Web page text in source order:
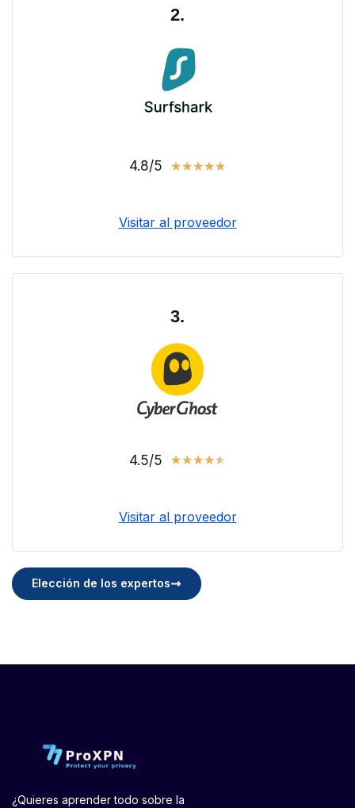
2.
4.8/5 ★★★★★
Visitar al proveedor
3.
4.5/5 ★★★★★
Visitar al proveedor
Elección de los expertos
¿Quieres aprender todo sobre la